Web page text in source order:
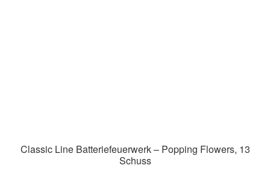
Classic Line Batteriefeuerwerk – Popping Flowers, 13
Schuss